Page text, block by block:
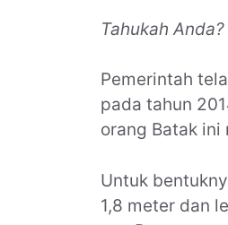
Tahukah Anda?
Pemerintah
pada tahun
orang Batak
Untuk
1,8 meter dan